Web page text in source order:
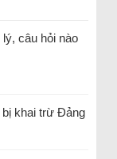
câu hỏi nào
bị khai trừ Đảng